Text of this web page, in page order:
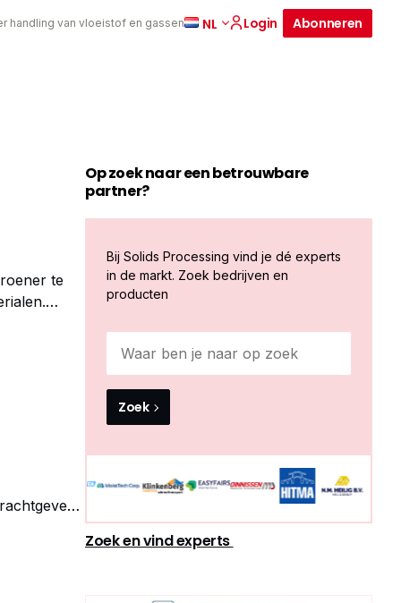
handling van vloeistof en gassen NL Login Abonneren
te
voor
Op zoek naar een betrouwbare
partner?
Bij Solids Processing vind je dé experts
in de markt. Zoek bedrijven en
producten
Zoek
Zoek en vind experts